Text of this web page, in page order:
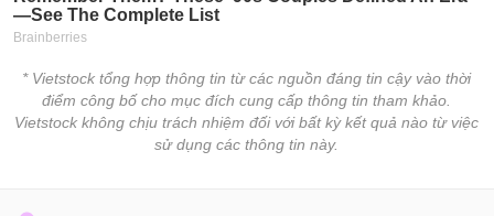
* Vietstock tổng hợp thông tin từ các nguồn đáng tin cậy vào thời
điểm công bố cho mục đích cung cấp thông tin tham khảo.
Vietstock không chịu trách nhiệm đối với bất kỳ kết quả nào từ việc
sử dụng các thông tin này.